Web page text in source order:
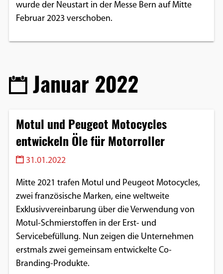
wurde der Neustart in der Messe Bern auf Mitte
Februar 2023 verschoben.
Januar 2022
Motul und Peugeot Motocycles
entwickeln Öle für Motorroller
31.01.2022
Mitte 2021 trafen Motul und Peugeot Motocycles,
zwei französische Marken, eine weltweite
Exklusivvereinbarung über die Verwendung von
Motul-Schmierstoffen in der Erst- und
Servicebefüllung. Nun zeigen die Unternehmen
erstmals zwei gemeinsam entwickelte Co-
Branding-Produkte.